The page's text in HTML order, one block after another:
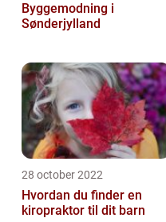
Byggemodning i
Sønderjylland
28 october 2022
Hvordan du finder en
kiropraktor til dit barn